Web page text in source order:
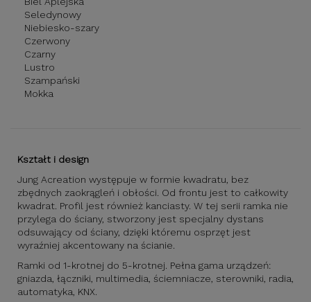
Seledynowy
Niebiesko-szary
Czerwony
Czarny
Lustro
Szampański
Mokka
Kształt i design
Jung Acreation występuje w formie kwadratu, bez
zbędnych zaokrągleń i obłości. Od frontu jest to całkowity
kwadrat. Profil jest również kanciasty. W tej serii ramka nie
przylega do ściany, stworzony jest specjalny dystans
odsuwający od ściany, dzięki któremu osprzęt jest
wyraźniej akcentowany na ścianie.
Ramki od 1-krotnej do 5-krotnej. Pełna gama urządzeń:
gniazda, łączniki, multimedia, ściemniacze, sterowniki, radia,
automatyka, KNX.